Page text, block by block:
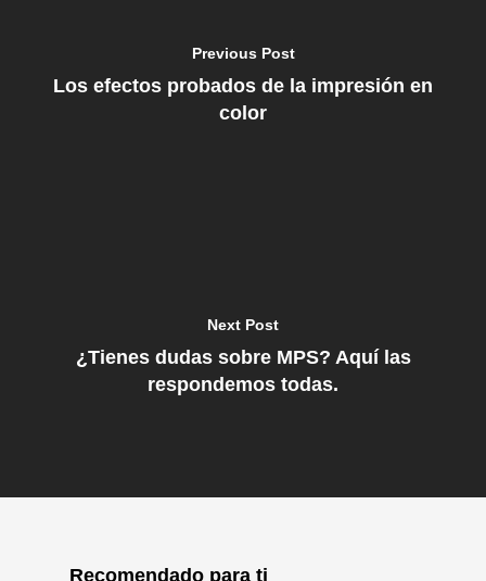
Previous Post
Los efectos probados de la impresión en
color
Next Post
¿Tienes dudas sobre MPS? Aquí las
respondemos todas.
Recomendado para ti